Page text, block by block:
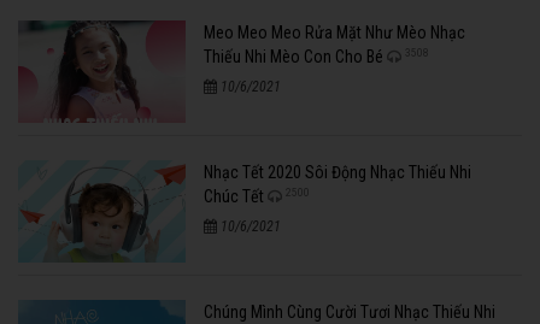
Meo Meo Meo Rửa Mặt Như Mèo Nhạc
Thiếu Nhi Mèo Con Cho Bé
3508
10/6/2021
Nhạc Tết 2020 Sôi Động Nhạc Thiếu Nhi
Chúc Tết
10/6/2021
Chúng Mình Cùng Cười Tươi Nhạc Thiếu Nhi